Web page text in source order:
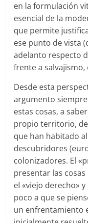
en la formulación
esencial de la
que permite
ese punto de vista
adelanto respecto
frente a
Desde esta
argumento
estas cosas, a
propio territorio,
que han habitado
descubridores
colonizadores. El
presentar las
el «viejo derecho»
poco a que se
un enfrentamiento